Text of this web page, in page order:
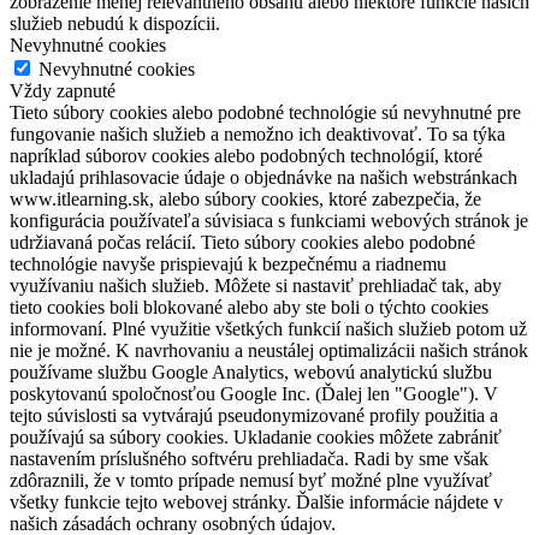
služieb nebudú k dispozícii.
Nevyhnutné cookies
Nevyhnutné cookies
Vždy zapnuté
Tieto súbory cookies alebo podobné technológie sú nevyhnutné pre
fungovanie našich služieb a nemožno ich deaktivovať. To sa týka
napríklad súborov cookies alebo podobných technológií, ktoré
ukladajú prihlasovacie údaje o objednávke na našich webstránkach
www.itlearning.sk, alebo súbory cookies, ktoré zabezpečia, že
konfigurácia používateľa súvisiaca s funkciami webových stránok je
udržiavaná počas relácií. Tieto súbory cookies alebo podobné
technológie navyše prispievajú k bezpečnému a riadnemu
využívaniu našich služieb. Môžete si nastaviť prehliadač tak, aby
tieto cookies boli blokované alebo aby ste boli o týchto cookies
informovaní. Plné využitie všetkých funkcií našich služieb potom už
nie je možné. K navrhovaniu a neustálej optimalizácii našich stránok
používame službu Google Analytics, webovú analytickú službu
poskytovanú spoločnosťou Google Inc. (Ďalej len "Google"). V
tejto súvislosti sa vytvárajú pseudonymizované profily použitia a
používajú sa súbory cookies. Ukladanie cookies môžete zabrániť
nastavením príslušného softvéru prehliadača. Radi by sme však
zdôraznili, že v tomto prípade nemusí byť možné plne využívať
všetky funkcie tejto webovej stránky. Ďalšie informácie nájdete v
našich zásadách ochrany osobných údajov.